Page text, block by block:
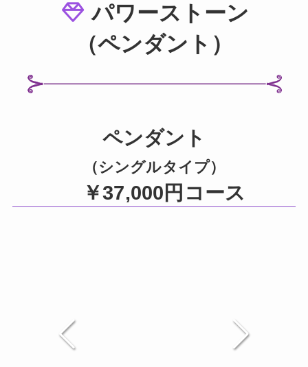
パワーストーン
（ペンダント）
ペンダント
（シングルタイプ）
￥37,000円コース